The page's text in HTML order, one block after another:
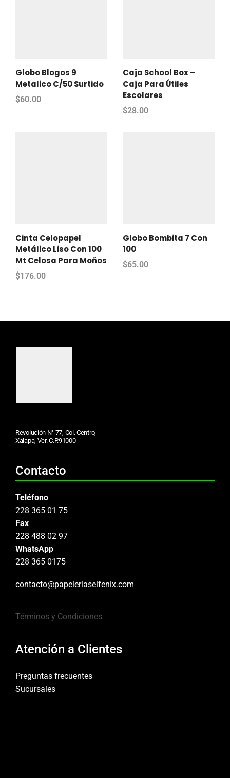
Globo Blogos 9
Metalico C/50 Surtido
$60.00
Caja School Box –
Caja Para Útiles
Escolares
$28.00
Cinta Celopapel
Metálico Liso Con 100
Mt Celosa Para Moños
$176.00
Globo Bombita 7 Con
100
$65.00
Revolución N° 77, Col. Centro,
Xalapa, Ver. C.P.91000
Contacto
Teléfono
228 365 01 75
Fax
228 488 02 97
WhatsApp
228 365 0175
contacto@papeleriaselfenix.com
Términos y Condiciones
Atención a Clientes
Preguntas frecuentes
Sucursales